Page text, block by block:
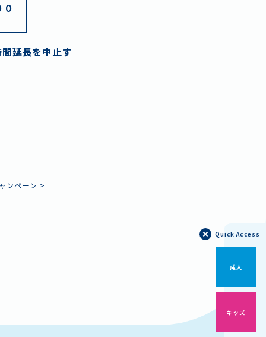
延長を中止す
ンペーン >
Quick Access
成人
キッズ